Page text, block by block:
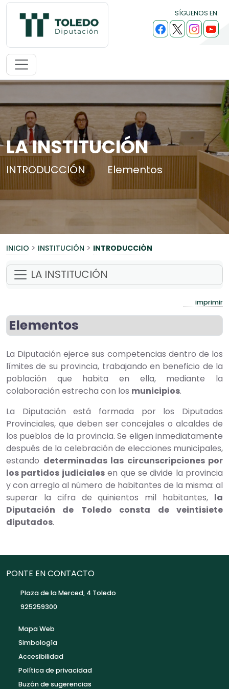
SÍGUENOS EN:
LA INSTITUCIÓN
INTRODUCCIÓN Elementos
INICIO > INSTITUCIÓN > INTRODUCCIÓN
LA INSTITUCIÓN
imprimir
Elementos
La Diputación ejerce sus competencias dentro de los
límites de su provincia, trabajando en beneficio de la
población que habita en ella, mediante la
colaboración estrecha con los municipios.
La Diputación está formada por los Diputados
Provinciales, que deben ser concejales o alcaldes de
los pueblos de la provincia. Se eligen inmediatamente
después de la celebración de elecciones municipales,
estando determinadas las circunscripciones por
los partidos judicialesen que se divide la provincia
y con arreglo al número de habitantes de la misma: al
superar la cifra de quinientos mil habitantes, la
Diputación de Toledo consta de veintisiete
diputados.
PONTE EN CONTACTO
Plaza de la Merced, 4 Toledo
925259300
Mapa Web
Simbología
Accesibilidad
Política de privacidad
Buzón de sugerencias